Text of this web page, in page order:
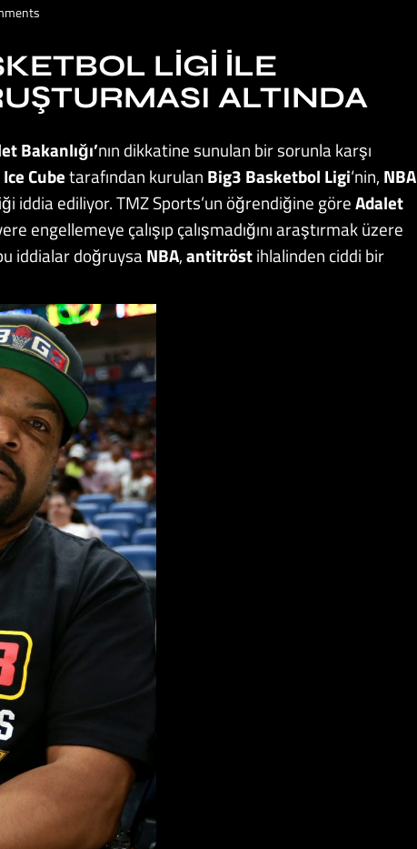
LIGI İLE
ALTINDA
Bakanlığı’nın dikkatine sunulan bir sorunla karşı
Ice Cubetarafından kurulan Big3 Basketbol Ligi‘nin, NBA
iddia ediliyor. TMZ Sports’un öğrendiğine göreAdalet
engellemeye çalışıp çalışmadığını araştırmak üzere
iddialar doğruysaNBA,antitröstihlalinden ciddi bir